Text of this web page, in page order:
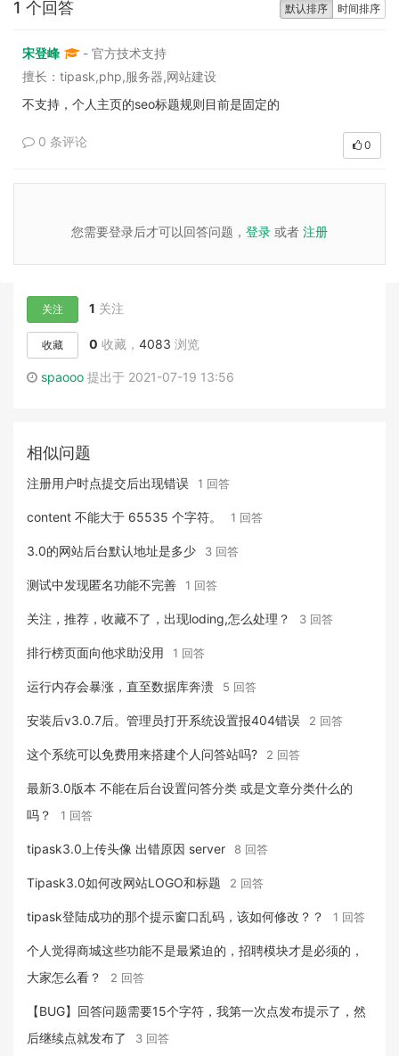
默认排序 时间排序
1 个回答
宋登峰
- 官方技术支持
擅长：tipask,php,服务器,网站建设
不支持，个人主页的seo标题规则目前是固定的
0 条评论 0
您需要登录后才可以回答问题， 登录 或者 注册
关注 1 关注
收藏 0 收藏， 4083 浏览
spaooo 提出于 2021-07-19 13:56
相似问题
注册用户时点提交后出现错误 1 回答
content 不能大于 65535 个字符。 1 回答
3.0的网站后台默认地址是多少 3 回答
测试中发现匿名功能不完善 1 回答
关注，推荐，收藏不了，出现loding,怎么处理？ 3 回答
排行榜页面向他求助没用 1 回答
运行内存会暴涨，直至数据库奔溃 5 回答
安装后v3.0.7后。管理员打开系统设置报404错误 2 回答
这个系统可以免费用来搭建个人问答站吗? 2 回答
最新3.0版本 不能在后台设置问答分类 或是文章分类什么的
吗？
1 回答
tipask3.0上传头像 出错原因 server 8 回答
Tipask3.0如何改网站LOGO和标题 2 回答
tipask登陆成功的那个提示窗口乱码，该如何修改？？ 1 回答
个人觉得商城这些功能不是最紧迫的，招聘模块才是必须的，
大家怎么看？
2 回答
【BUG】回答问题需要15个字符，我第一次点发布提示了，然
后继续点就发布了
3 回答